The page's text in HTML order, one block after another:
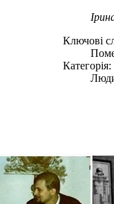
Ключові
Категорія: